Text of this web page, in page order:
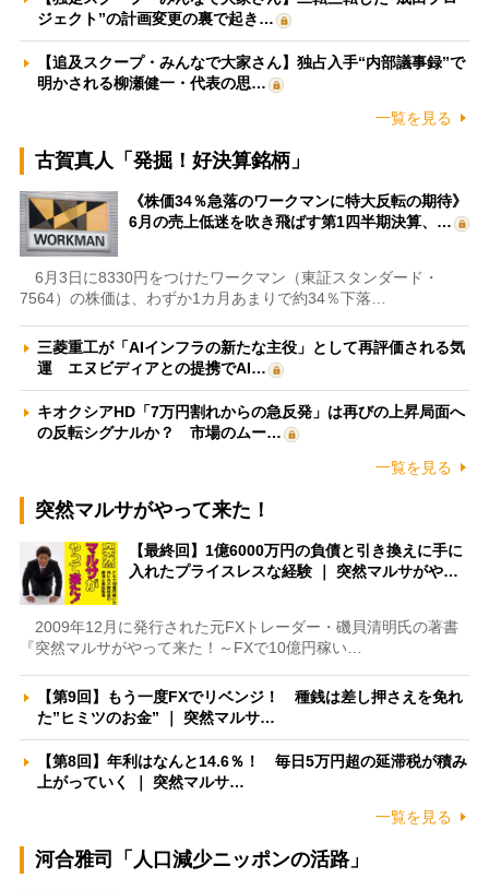
ジェクト”の計画変更の裏で起き…
【追及スクープ・みんなで大家さん】独占入手“内部議事録”で
明かされる柳瀬健一・代表の思…
一覧を見る
古賀真人「発掘！好決算銘柄」
《株価34％急落のワークマンに特大反転の期待》
6月の売上低迷を吹き飛ばす第1四半期決算、…
6月3日に8330円をつけたワークマン（東証スタンダード・
7564）の株価は、わずか1カ月あまりで約34％下落…
三菱重工が「AIインフラの新たな主役」として再評価される気
運 エヌビディアとの提携でAI…
キオクシアHD「7万円割れからの急反発」は再びの上昇局面へ
の反転シグナルか？ 市場のムー…
一覧を見る
突然マルサがやって来た！
【最終回】1億6000万円の負債と引き換えに手に
入れたプライスレスな経験 ｜ 突然マルサがや…
2009年12月に発行された元FXトレーダー・磯貝清明氏の著書
『突然マルサがやって来た！～FXで10億円稼い…
【第9回】もう一度FXでリベンジ！ 種銭は差し押さえを免れ
た”ヒミツのお金” ｜ 突然マルサ…
【第8回】年利はなんと14.6％！ 毎日5万円超の延滞税が積み
上がっていく ｜ 突然マルサ…
一覧を見る
河合雅司「人口減少ニッポンの活路」